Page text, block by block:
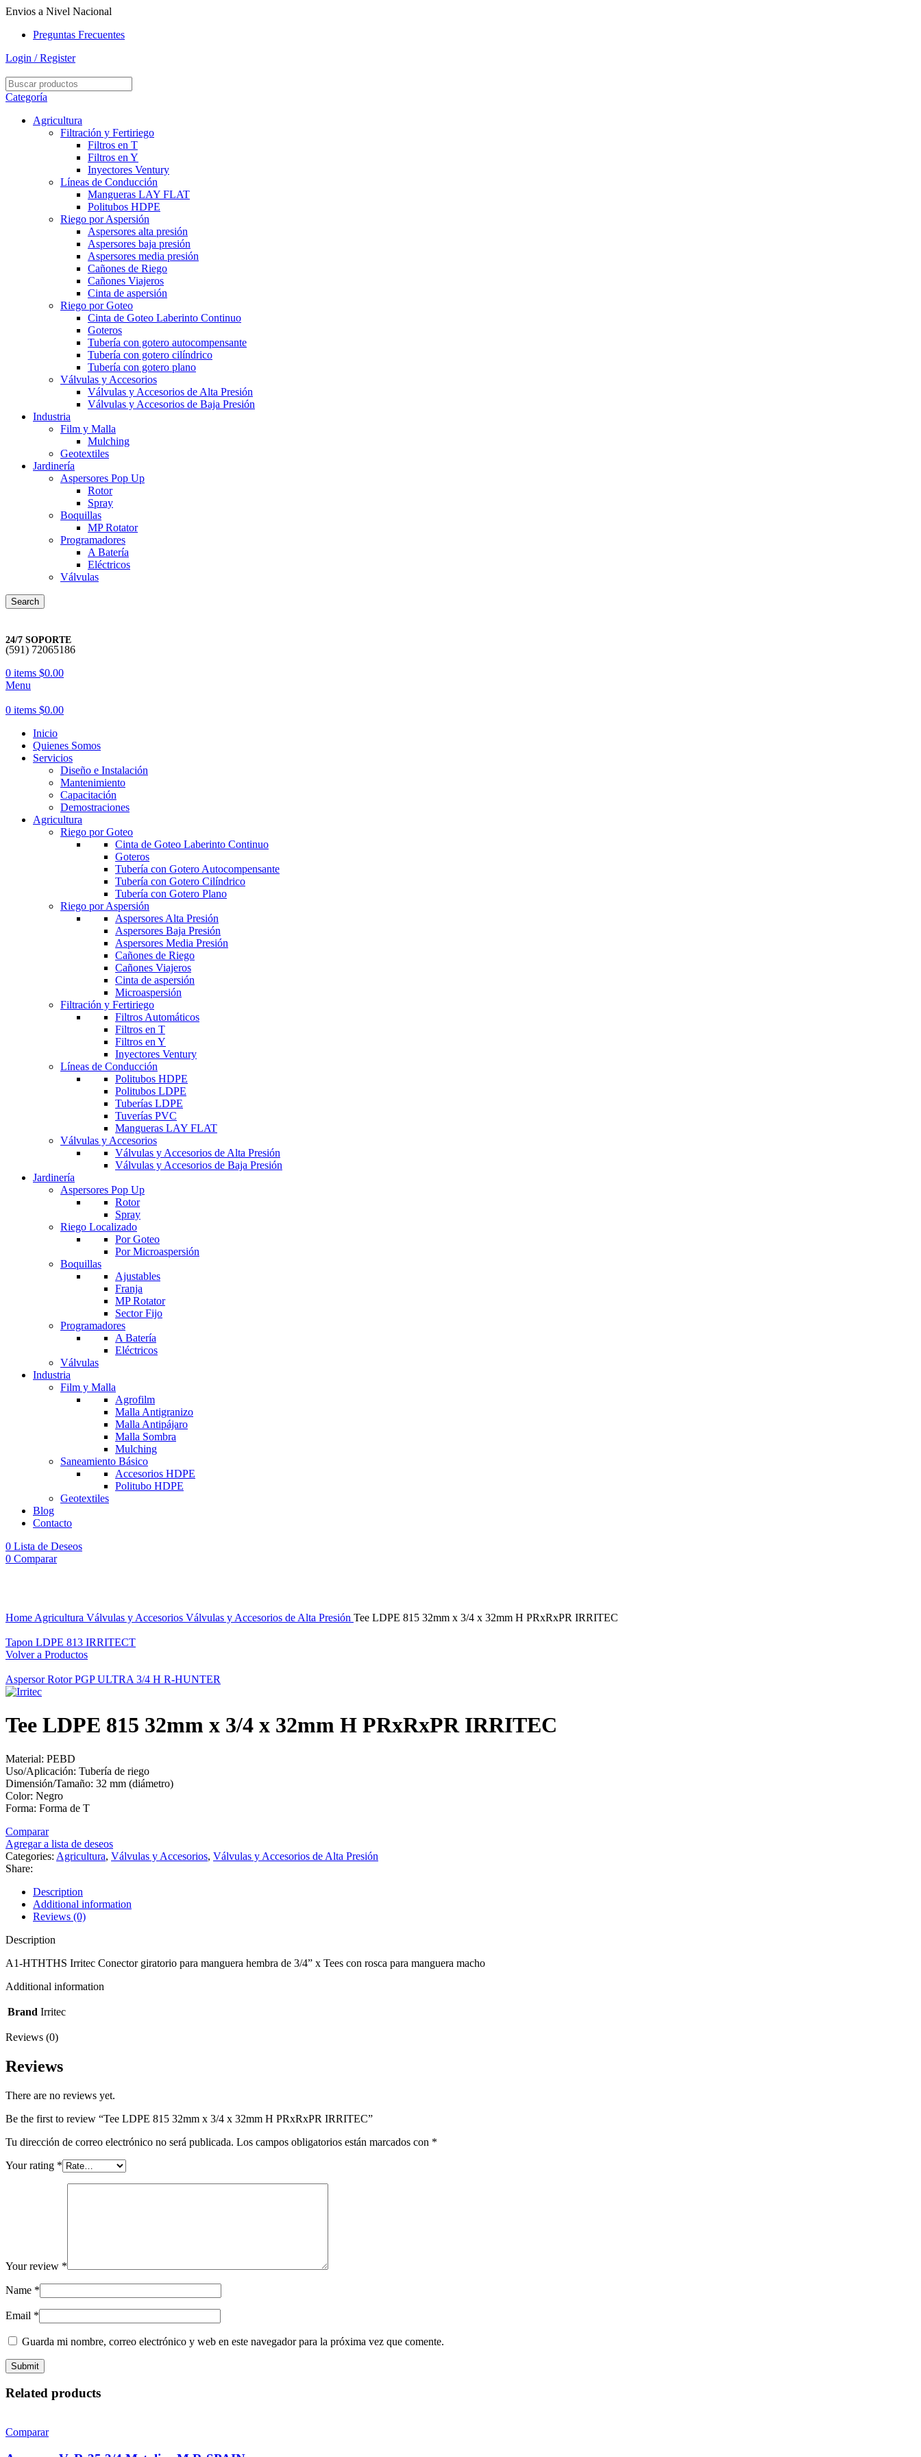
Envios a Nivel Nacional
Preguntas Frecuentes
Login / Register
Categoría
Agricultura
Filtración y Fertiriego
Filtros en T
Filtros en Y
Inyectores Ventury
Líneas de Conducción
Mangueras LAY FLAT
Politubos HDPE
Riego por Aspersión
Aspersores alta presión
Aspersores baja presión
Aspersores media presión
Cañones de Riego
Cañones Viajeros
Cinta de aspersión
Riego por Goteo
Cinta de Goteo Laberinto Continuo
Goteros
Tubería con gotero autocompensante
Tubería con gotero cilíndrico
Tubería con gotero plano
Válvulas y Accesorios
Válvulas y Accesorios de Alta Presión
Válvulas y Accesorios de Baja Presión
Industria
Film y Malla
Mulching
Geotextiles
Jardinería
Aspersores Pop Up
Rotor
Spray
Boquillas
MP Rotator
Programadores
A Batería
Eléctricos
Válvulas
Search
24/7 SOPORTE
(591) 72065186
0 items $0.00
Menu
0 items $0.00
Inicio
Quienes Somos
Servicios
Diseño e Instalación
Mantenimiento
Capacitación
Demostraciones
Agricultura
Riego por Goteo
Cinta de Goteo Laberinto Continuo
Goteros
Tubería con Gotero Autocompensante
Tubería con Gotero Cilíndrico
Tubería con Gotero Plano
Riego por Aspersión
Aspersores Alta Presión
Aspersores Baja Presión
Aspersores Media Presión
Cañones de Riego
Cañones Viajeros
Cinta de aspersión
Microaspersión
Filtración y Fertiriego
Filtros Automáticos
Filtros en T
Filtros en Y
Inyectores Ventury
Líneas de Conducción
Politubos HDPE
Politubos LDPE
Tuberías LDPE
Tuverías PVC
Mangueras LAY FLAT
Válvulas y Accesorios
Válvulas y Accesorios de Alta Presión
Válvulas y Accesorios de Baja Presión
Jardinería
Aspersores Pop Up
Rotor
Spray
Riego Localizado
Por Goteo
Por Microaspersión
Boquillas
Ajustables
Franja
MP Rotator
Sector Fijo
Programadores
A Batería
Eléctricos
Válvulas
Industria
Film y Malla
Agrofilm
Malla Antigranizo
Malla Antipájaro
Malla Sombra
Mulching
Saneamiento Básico
Accesorios HDPE
Politubo HDPE
Geotextiles
Blog
Contacto
0 Lista de Deseos
0 Comparar
Home Agricultura Válvulas y Accesorios Válvulas y Accesorios de Alta Presión Tee LDPE 815 32mm x 3/4 x 32mm H PRxRxPR IRRITEC
Tapon LDPE 813 IRRITECT
Volver a Productos
Aspersor Rotor PGP ULTRA 3/4 H R-HUNTER
Tee LDPE 815 32mm x 3/4 x 32mm H PRxRxPR IRRITEC
Material: PEBD
Uso/Aplicación: Tubería de riego
Dimensión/Tamaño: 32 mm (diámetro)
Color: Negro
Forma: Forma de T
Comparar
Agregar a lista de deseos
Categories: Agricultura, Válvulas y Accesorios, Válvulas y Accesorios de Alta Presión
Share:
Description
Additional information
Reviews (0)
Description
A1-HTHTHS Irritec Conector giratorio para manguera hembra de 3/4” x Tees con rosca para manguera macho
Additional information
Brand Irritec
Reviews (0)
Reviews
There are no reviews yet.
Be the first to review “Tee LDPE 815 32mm x 3/4 x 32mm H PRxRxPR IRRITEC”
Tu dirección de correo electrónico no será publicada. Los campos obligatorios están marcados con *
Your rating *
Your review *
Name *
Email *
Guarda mi nombre, correo electrónico y web en este navegador para la próxima vez que comente.
Related products
Comparar